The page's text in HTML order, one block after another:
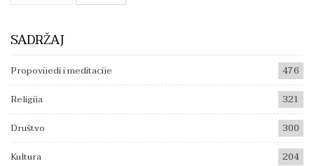
SADRŽAJ
Propovijedi i meditacije
476
Religija
321
Društvo
300
Kultura
204